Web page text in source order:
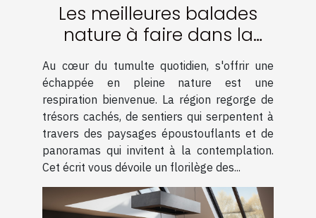
Les meilleures balades
nature à faire dans la
région
Au cœur du tumulte quotidien, s'offrir une
échappée en pleine nature est une
respiration bienvenue. La région regorge de
trésors cachés, de sentiers qui serpentent à
travers des paysages époustouflants et de
panoramas qui invitent à la contemplation.
Cet écrit vous dévoile un florilège des...